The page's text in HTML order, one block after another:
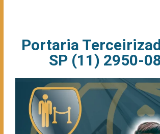
Portaria
SP (11) 2950-